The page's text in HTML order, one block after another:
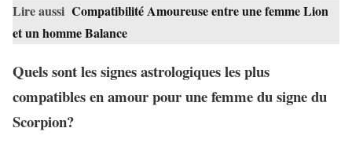
Lire aussi Compatibilité Amoureuse entre une femme Lion
et un homme Balance
Quels sont les signes astrologiques les plus
compatibles en amour pour une femme du signe du
Scorpion?